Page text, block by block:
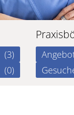
(3)
(0)